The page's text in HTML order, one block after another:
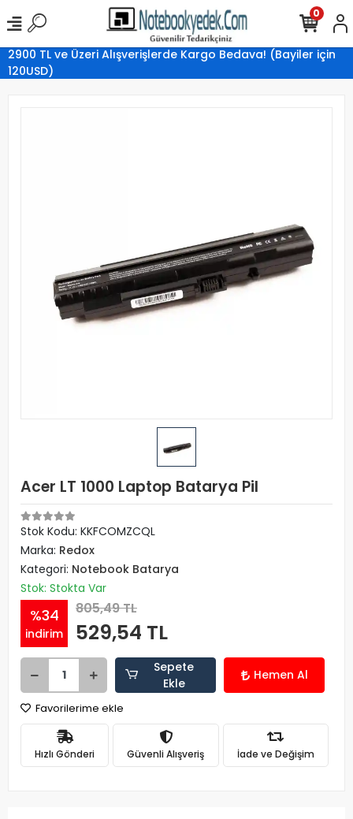
2900 TL ve Üzeri Alışverişlerde Kargo Bedava! (Bayiler için
120USD)
0
Acer LT 1000 Laptop Batarya Pil
Stok Kodu: KKFCOMZCQL
Marka: Redox
Kategori: Notebook Batarya
Stok: Stokta Var
%34
indirim
805,49 TL
529,54 TL
Sepete
Ekle
Hemen Al
Favorilerime ekle
Hızlı Gönderi Güvenli Alışveriş İade ve Değişim